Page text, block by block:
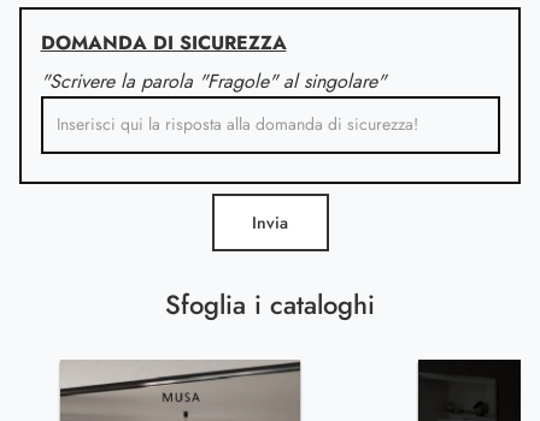
Sfoglia i cataloghi
DOMANDA DI SICUREZZA
"Scrivere la parola "Fragole" al singolare"
Invia